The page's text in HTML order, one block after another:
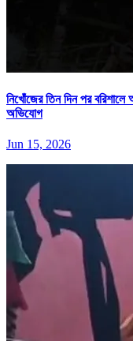
নিখোঁজের তিন দিন পর বরিশালে
অভিযোগ
Jun 15, 2026